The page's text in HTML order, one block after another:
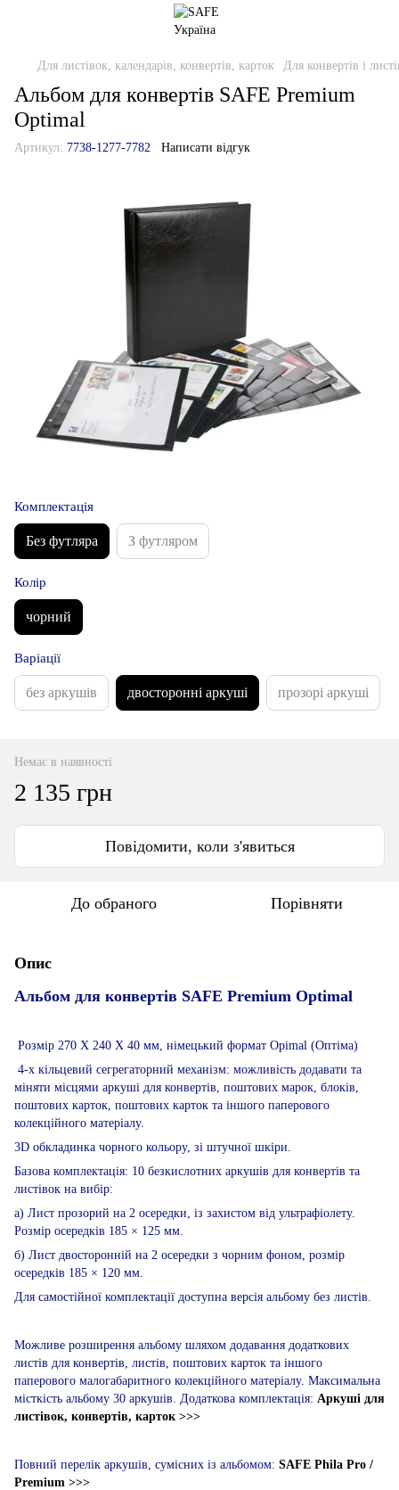
Для листівок, календарів, конвертів, карток Для конвертів і
Альбом для конвертів SAFE Premium
Optimal
Артикул: 7738-1277-7782 Написати відгук
Комплектація
Без футляра З футляром
Колір
чорний
Варіації
без аркушів двосторонні аркуші прозорі аркуші
Немає в наявності
2 135 грн
Повідомити, коли з'явиться
До обраного Порівняти
Опис
Альбом для конвертів SAFE Premium Optimal
Розмір 270 Х 240 Х 40 мм, німецький формат Opimal (Оптіма)
4-х кільцевий сегрегаторний механізм: можливість додавати та
міняти місцями аркуші для конвертів, поштових марок, блоків,
поштових карток, поштових карток та іншого паперового
колекційного матеріалу.
3D обкладинка чорного кольору, зі штучної шкіри.
Базова комплектація: 10 безкислотних аркушів для конвертів та
листівок на вибір:
а) Лист прозорий на 2 осередки, із захистом від ультрафіолету.
Розмір осередків 185 × 125 мм.
б) Лист двосторонній на 2 осередки з чорним фоном, розмір
осередків 185 × 120 мм.
Для самостійної комплектації доступна версія альбому без листів.
Можливе розширення альбому шляхом додавання додаткових
листів для конвертів, листів, поштових карток та іншого
паперового малогабаритного колекційного матеріалу. Максимальна
місткість альбому 30 аркушів. Додаткова комплектація: Аркуші для
листівок, конвертів, карток >>>
Повний перелік аркушів, сумісних із альбомом: SAFE Phila Pro /
Premium >>>